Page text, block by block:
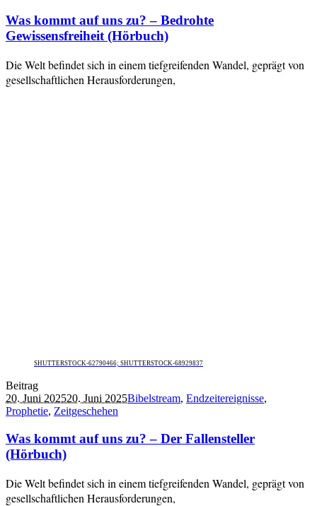
Was kommt auf uns zu? – Bedrohte
Gewissensfreiheit (Hörbuch)
Die Welt befindet sich in einem tiefgreifenden Wandel, geprägt von
gesellschaftlichen Herausforderungen,
SHUTTERSTOCK-62790466; SHUTTERSTOCK-68929837
Beitrag
20. Juni 202520. Juni 2025Bibelstream, Endzeitereignisse,
Prophetie, Zeitgeschehen
Was kommt auf uns zu? – Der Fallensteller
(Hörbuch)
Die Welt befindet sich in einem tiefgreifenden Wandel, geprägt von
gesellschaftlichen Herausforderungen,